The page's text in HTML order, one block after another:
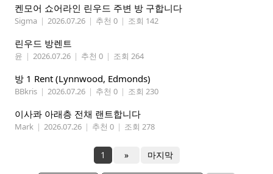
켄모어 쇼어라인 린우드 주변 방 구합니다
Sigma | 2026.07.26 | 추천 0 | 조회 142
린우드 방렌트
윤 | 2026.07.26 | 추천 0 | 조회 264
방 1 Rent (Lynnwood, Edmonds)
BBkris | 2026.07.26 | 추천 0 | 조회 230
이사콰 아래층 전채 랜트합니다
Mark | 2026.07.26 | 추천 0 | 조회 278
1 » 마지막